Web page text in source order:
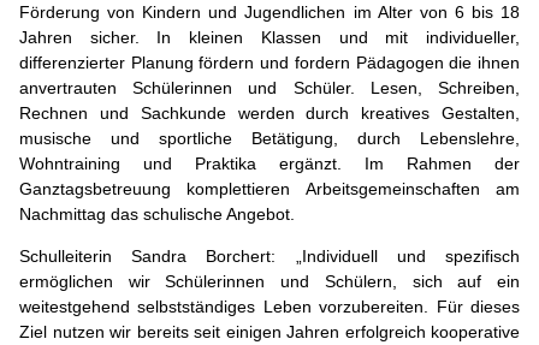
Förderung von Kindern und Jugendlichen im Alter von 6 bis 18
Jahren sicher. In kleinen Klassen und mit individueller,
differenzierter Planung fördern und fordern Pädagogen die ihnen
anvertrauten Schülerinnen und Schüler. Lesen, Schreiben,
Rechnen und Sachkunde werden durch kreatives Gestalten,
musische und sportliche Betätigung, durch Lebenslehre,
Wohntraining und Praktika ergänzt. Im Rahmen der
Ganztagsbetreuung komplettieren Arbeitsgemeinschaften am
Nachmittag das schulische Angebot.
Schulleiterin Sandra Borchert: „Individuell und spezifisch
ermöglichen wir Schülerinnen und Schülern, sich auf ein
weitestgehend selbstständiges Leben vorzubereiten. Für dieses
Ziel nutzen wir bereits seit einigen Jahren erfolgreich kooperative